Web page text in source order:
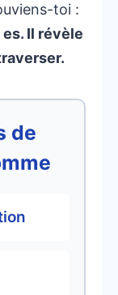
toi :
Il révèle
de